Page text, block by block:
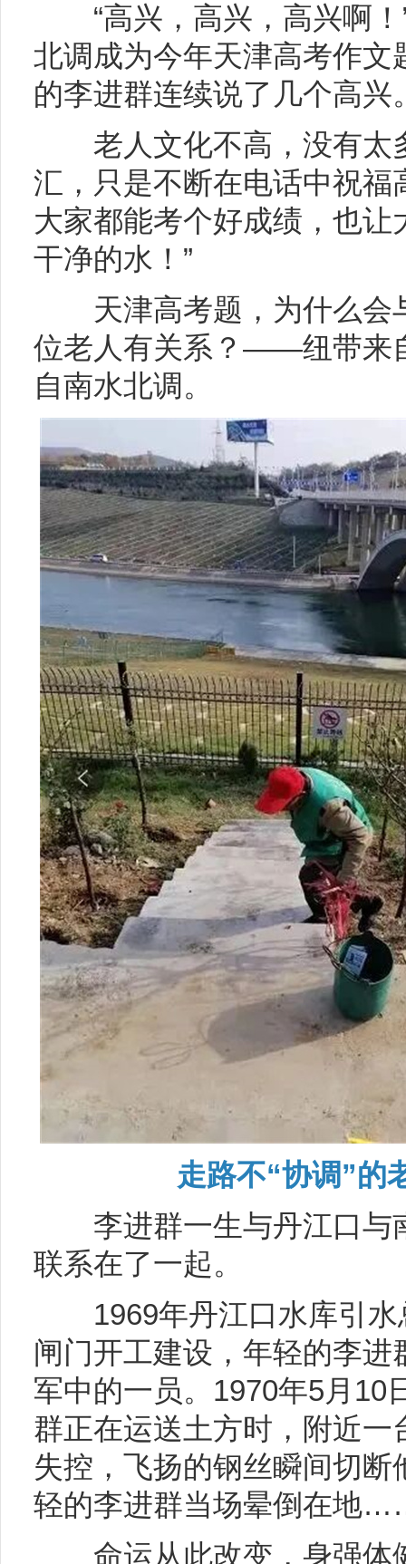
“高兴，高兴，高兴啊！
北调成为今年天津高考作文
的李进群连续说了几个高兴
老人文化不高，没有太
汇，只是不断在电话中祝福
大家都能考个好成绩，也让
干净的水！”
天津高考题，为什么会
位老人有关系？——纽带来
自南水北调。
走路不“协调”的
李进群一生与丹江口与
联系在了一起。
1969年丹江口水库引水
闸门开工建设，年轻的李进
军中的一员。1970年5月10
群正在运送土方时，附近一
失控，飞扬的钢丝瞬间切断
轻的李进群当场晕倒在地
命运从此改变，身强体